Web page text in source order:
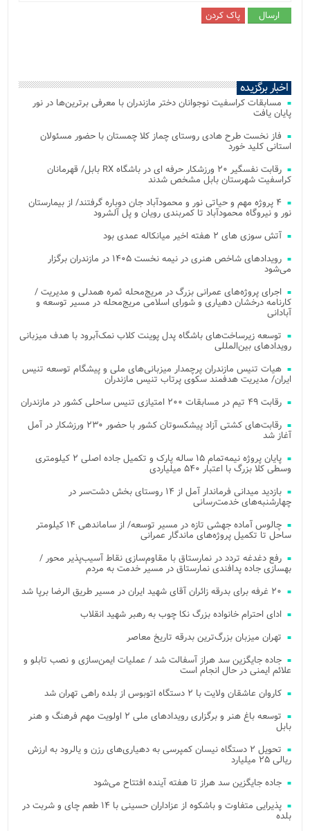
اخبار برگزیده
مسابقات کراسفیت نوجوانان دختر مازندران با معرفی برترین‌ها در نور
پایان یافت
فاز نخست طرح هادی روستای چماز کلا چمستان با حضور مسئولان
استانی کلید خورد
رقابت نفسگیر ۲۰ ورزشکار حرفه ای در باشگاه RX بابل/ قهرمانان
کراسفیت شهرستان بابل مشخص شدند
۴ پروژه مهم و حیاتی نور و محمودآباد جان دوباره گرفتند/ از بیمارستان
نور و نیروگاه محمودآباد تا کمربندی رویان و پل آلشرود
آتش‌ سوزی‌ های ۲ هفته اخیر میانکاله عمدی بود
رویدادهای شاخص هنری در نیمه نخست ۱۴۰۵ در مازندران برگزار
می‌شود
اجرای پروژه‌های عمرانی بزرگ در مریج‌محله ثمره همدلی و مدیریت /
کارنامه درخشان دهیاری و شورای اسلامی مریج‌محله در مسیر توسعه و
آبادانی
توسعه زیرساخت‌های باشگاه پدل پوینت کلاب نمک‌آبرود با هدف میزبانی
رویدادهای بین‌المللی
هیات تنیس مازندران پرچمدار میزبانی‌های ملی و پیشگام توسعه تنیس
ایران/ مدیریت هدفمند سکوی پرتاب تنیس مازندران
رقابت ۴۹ تیم در مسابقات ۲۰۰ امتیازی تنیس ساحلی کشور در مازندران
رقابت‌های کشتی آزاد پیشکسوتان کشور با حضور ۲۳۰ ورزشکار در آمل
آغاز شد
پایان پروژه نیمه‌تمام ۱۵ ساله پارک و تکمیل جاده اصلی ۲ کیلومتری
وسطی کلا بزرگ با اعتبار ۵۴۰ میلیاردی
بازدید میدانی فرماندار آمل از ۱۴ روستای بخش دشت‌سر در
چهارشنبه‌های خدمت‌رسانی
چالوس آماده جهشی تازه در مسیر توسعه/ از ساماندهی ۱۴ کیلومتر
ساحل تا تکمیل پروژه‌های ماندگار عمرانی
رفع دغدغه تردد در نمارستاق با مقاوم‌سازی نقاط آسیب‌پذیر محور /
بهسازی جاده پدافندی نمارستاق در مسیر خدمت به مردم
۲۰ غرفه برای بدرقه زائران آقای شهید ایران در مسیر طریق الرضا برپا شد
ادای احترام خانواده بزرگ نکا چوب به رهبر شهید انقلاب
تهران میزبان بزرگ‌ترین بدرقه تاریخ معاصر
جاده جایگزین سد هراز آسفالت شد / عملیات ایمن‌سازی و نصب تابلو و
علائم ایمنی در حال انجام است
کاروان عاشقان ولایت با ۲ دستگاه اتوبوس از بلده راهی تهران شد
توسعه باغ هنر و برگزاری رویدادهای ملی ۲ اولویت مهم فرهنگ و هنر
بابل
تحویل ۲ دستگاه نیسان کمپرسی به دهیاری‌های رزن و یالرود به ارزش
ریالی ۲۵ میلیارد
جاده جایگزین سد هراز تا هفته آینده افتتاح می‌شود
پذیرایی متفاوت و باشکوه از عزاداران حسینی با ۱۴ طعم چای و شربت در
بلده